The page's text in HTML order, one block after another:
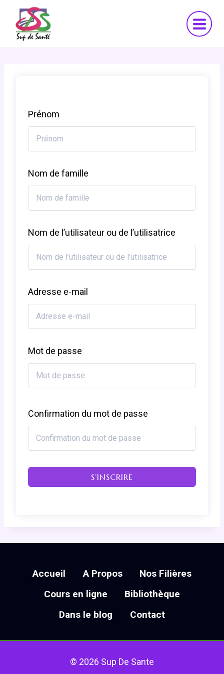
contenu
Prénom
Nom de famille
Nom de l’utilisateur ou de l’utilisatrice
Adresse e-mail
Mot de passe
Confirmation du mot de passe
S’INSCRIRE
Accueil A Propos
Nos Filières
Cours en ligne
Bibliothèque
Dans le blog
Contact
© 2026 Sup De Sante